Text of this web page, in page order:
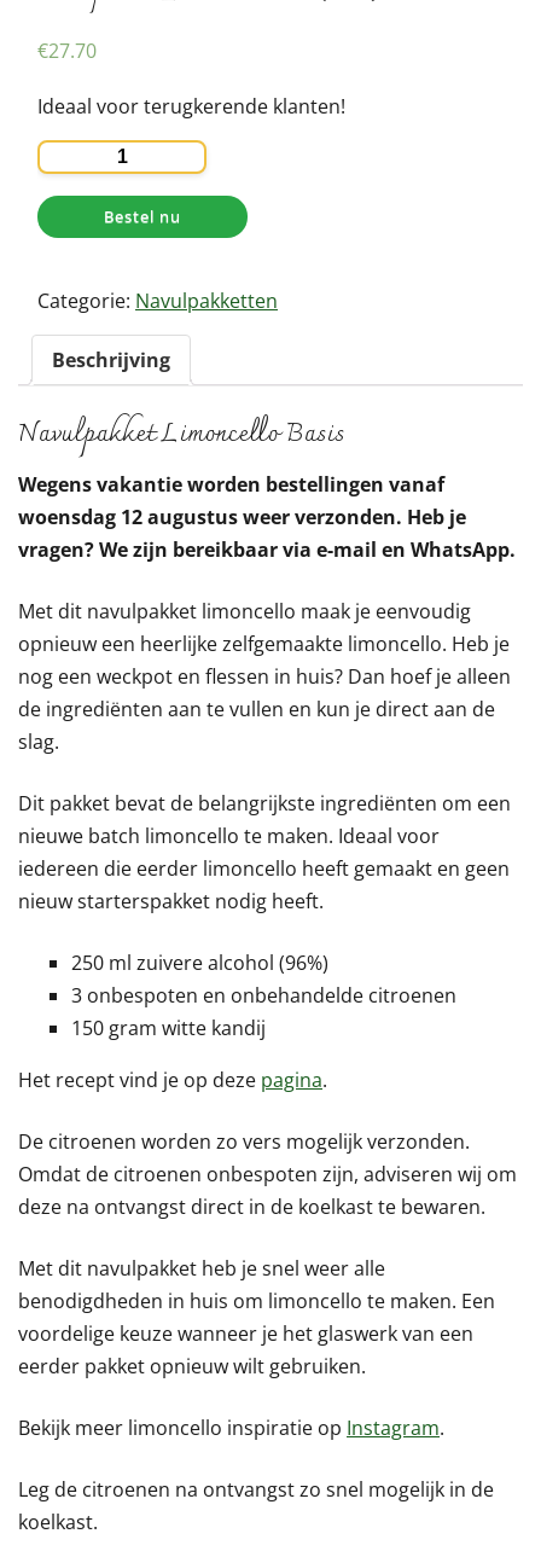
€27.70
Ideaal voor terugkerende klanten!
Navulpakket
Limoncello
Basis
(70cl)
Bestel nu
Categorie: Navulpakketten
Beschrijving
Navulpakket Limoncello Basis
Wegens vakantie worden bestellingen vanaf
woensdag 12 augustus weer verzonden. Heb je
vragen? We zijn bereikbaar via e-mail en WhatsApp.
Met dit navulpakket limoncello maak je eenvoudig
opnieuw een heerlijke zelfgemaakte limoncello. Heb je
nog een weckpot en flessen in huis? Dan hoef je alleen
de ingrediënten aan te vullen en kun je direct aan de
slag.
Dit pakket bevat de belangrijkste ingrediënten om een
nieuwe batch limoncello te maken. Ideaal voor
iedereen die eerder limoncello heeft gemaakt en geen
nieuw starterspakket nodig heeft.
250 ml zuivere alcohol (96%)
3 onbespoten en onbehandelde citroenen
150 gram witte kandij
Het recept vind je op deze pagina.
De citroenen worden zo vers mogelijk verzonden.
Omdat de citroenen onbespoten zijn, adviseren wij om
deze na ontvangst direct in de koelkast te bewaren.
Met dit navulpakket heb je snel weer alle
benodigdheden in huis om limoncello te maken. Een
voordelige keuze wanneer je het glaswerk van een
eerder pakket opnieuw wilt gebruiken.
Bekijk meer limoncello inspiratie op Instagram.
Leg de citroenen na ontvangst zo snel mogelijk in de
koelkast.